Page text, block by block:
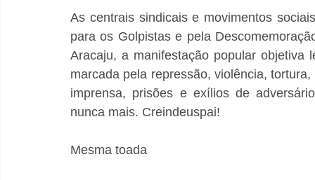
As centrais sindicais e movimentos
para os Golpistas e pela
Aracaju, a manifestação popular objetiva
marcada pela repressão, violência,
imprensa, prisões e exílios de
nunca mais. Creindeuspai!
Mesma toada